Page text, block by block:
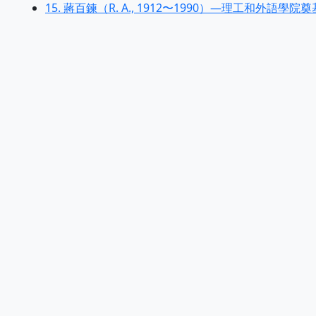
15. 蔣百鍊（R. A., 1912〜1990）—理工和外語學院奠